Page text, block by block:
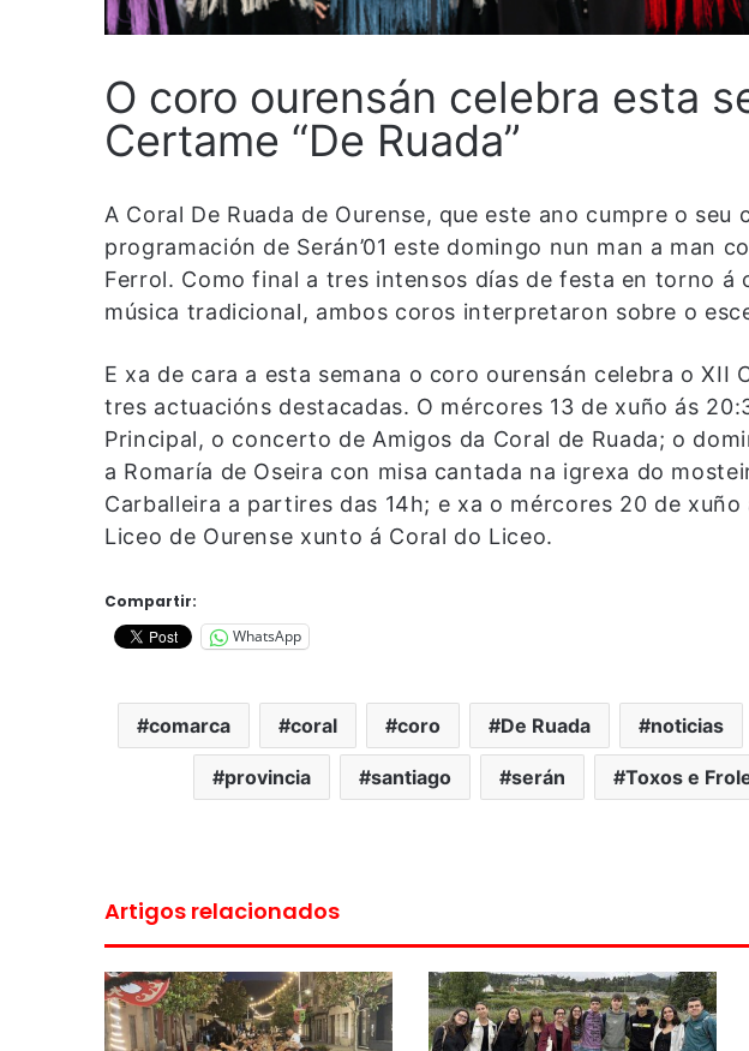
O coro ourensán celebra esta
Certame “De Ruada”
A Coral De Ruada de Ourense, que este ano cumpre o seu
programación de Serán’01 este domingo nun man a man
Ferrol. Como final a tres intensos días de festa en torno á
música tradicional, ambos coros interpretaron sobre o
E xa de cara a esta semana o coro ourensán celebra o XII
tres actuacións destacadas. O mércores 13 de xuño ás
Principal, o concerto de Amigos da Coral de Ruada; o
a Romaría de Oseira con misa cantada na igrexa do
Carballeira a partires das 14h; e xa o mércores 20 de
Liceo de Ourense xunto á Coral do Liceo.
Compartir:
WhatsApp
comarca coral coro De Ruada noticias
provincia santiago serán Toxos e
Artigos relacionados